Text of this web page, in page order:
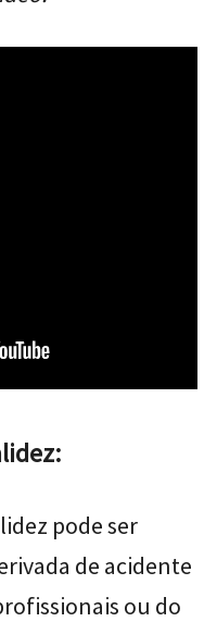
pode ser
de acidente
ou do